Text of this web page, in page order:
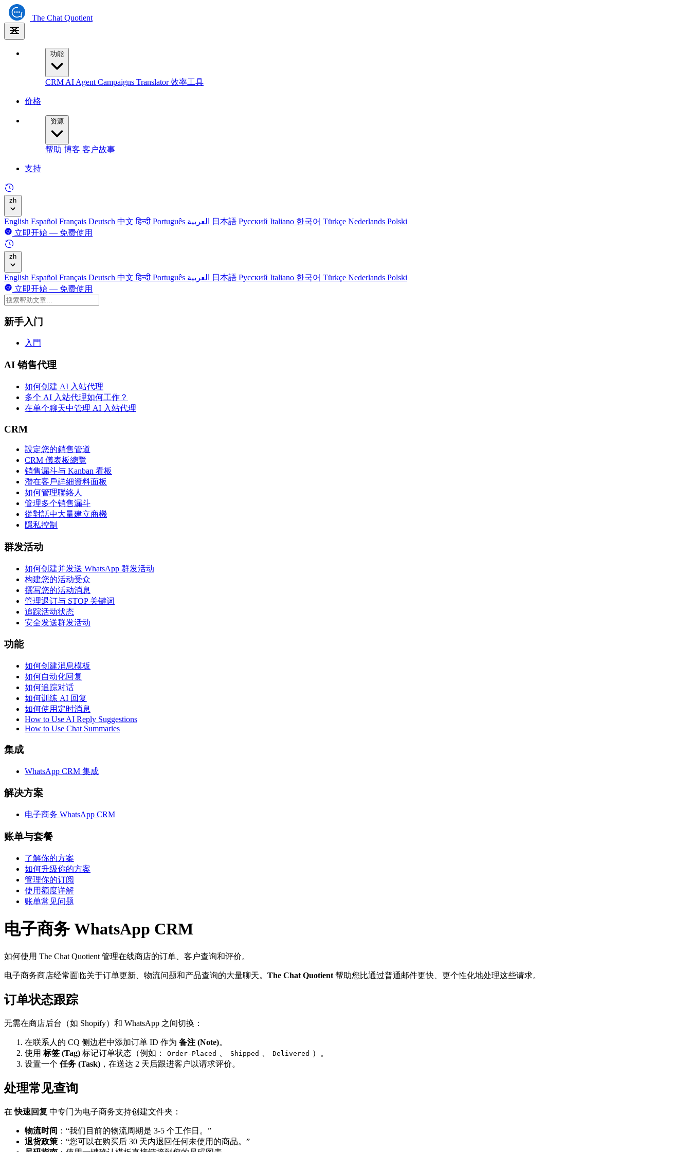
The Chat Quotient
功能
CRM AI Agent Campaigns Translator效率工具
价格
资源
帮助 博客 客户故事
支持
zh
English Español Français Deutsch 中文हिन्दी Português 日本語 Русский Italiano 한국어 Türkçe Nederlands Polski
立即开始 — 免费使用
zh
English Español Français Deutsch 中文हिन्दी Português 日本語 Русский Italiano 한국어 Türkçe Nederlands Polski
立即开始 — 免费使用
新手入门
入門
AI 销售代理
如何创建 AI 入站代理
多个 AI 入站代理如何工作？
在单个聊天中管理 AI 入站代理
CRM
設定您的銷售管道
CRM 儀表板總覽
销售漏斗与 Kanban 看板
潛在客戶詳細資料面板
如何管理聯絡人
管理多个销售漏斗
從對話中大量建立商機
隱私控制
群发活动
如何创建并发送 WhatsApp 群发活动
构建您的活动受众
撰写您的活动消息
管理退订与 STOP 关键词
追踪活动状态
安全发送群发活动
功能
如何创建消息模板
如何自动化回复
如何追踪对话
如何训练 AI 回复
如何使用定时消息
How to Use AI Reply Suggestions
How to Use Chat Summaries
集成
WhatsApp CRM 集成
解决方案
电子商务 WhatsApp CRM
账单与套餐
了解你的方案
如何升级你的方案
管理你的订阅
使用额度详解
账单常见问题
电子商务 WhatsApp CRM
如何使用 The Chat Quotient 管理在线商店的订单、客户查询和评价。
电子商务商店经常面临关于订单更新、物流问题和产品查询的大量聊天。 The Chat Quotient 帮助您比通过普通邮件更快、更个性化地处理这些请求。
订单状态跟踪
无需在商店后台（如 Shopify）和 WhatsApp 之间切换：
在联系人的 CQ 侧边栏中添加订单 ID 作为 备注 (Note)。
使用 标签 (Tag) 标记订单状态（例如： Order-Placed Shipped Delivered ）。
设置一个 任务 (Task) ，在送达 2 天后跟进客户以请求评价。
处理常见查询
在快速回复 中专门为电子商务支持创建文件夹：
物流时间 ：“我们目前的物流周期是 3-5 个工作日。”
退货政策 ：“您可以在购买后 30 天内退回任何未使用的商品。”